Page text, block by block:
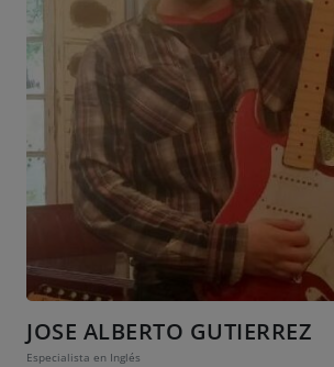
JOSE ALBERTO GUTIERREZ
Especialista en Inglés